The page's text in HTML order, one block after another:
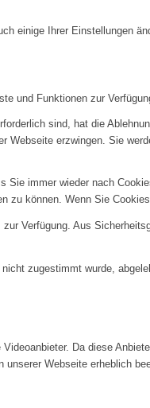
einige Ihrer Einstellungen
und Funktionen zur
sind, hat die
erzwingen. Sie
immer wieder nach
können. Wenn Sie
Verfügung. Aus
zugestimmt wurde,
Da diese
Webseite erheblich